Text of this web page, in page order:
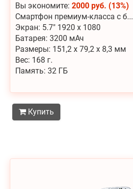
Вы экономите: 2000 руб. (13%)
Смартфон премиум-класса с б...
Экран: 5.7" 1920 x 1080
Батарея: 3200 мАч
Размеры: 151,2 х 79,2 х 8,3 мм
Вес: 168 г.
Память: 32 ГБ
Купить